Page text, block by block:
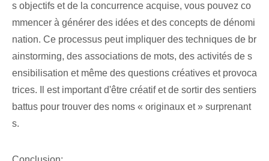
s objectifs et de la concurrence acquise, vous pouvez co
mmencer à générer des idées et des concepts de dénomi
nation. Ce processus peut impliquer des techniques de br
ainstorming, des associations de mots, des activités de s
ensibilisation et même des questions créatives et provoca
trices. Il est important d'être créatif et de sortir des sentiers
battus pour trouver des noms « originaux et » surprenant
s.